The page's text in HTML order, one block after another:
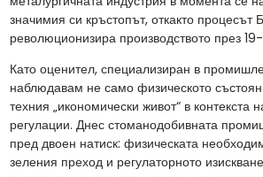
значимия си кръстопът, откакто процесът
революционизира производството през 19-
Като оценител, специализиран в
наблюдавам не само физическото
техния „икономически живот“ в
регулации. Днес стоманодобивната
пред двоен натиск: физическата
зеления преход и регулаторното